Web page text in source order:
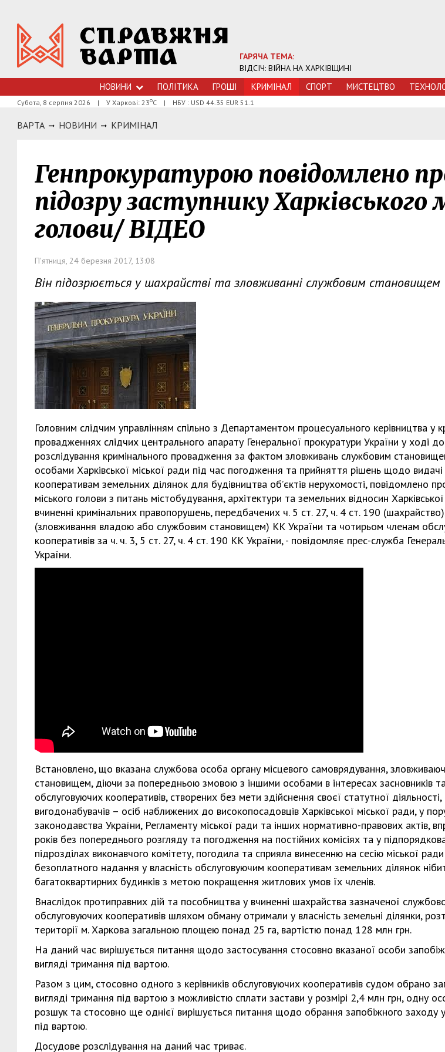
ГАРЯЧА ТЕМА:
ВІДСІЧ: ВІЙНА НА ХАРКІВЩИНІ
НОВИНИ ПОЛІТИКА ГРОШI КРИМIНАЛ СПОРТ МИСТЕЦТВО
Субота, 8 серпня 2026 | У Харкові: 23оС | НБУ : USD 44.35 EUR 51.1
ВАРТА НОВИНИ КРИМIНАЛ
Генпрокуратурою повідомлено
підозру заступнику Харківського
голови/ ВІДЕО
П'ятниця, 24 березня 2017, 13:08
Він підозрюється у шахрайстві та зловживанні службовим становищем
Головним слідчим управлінням спільно з Департаментом процесуального керівництва у
провадженнях слідчих центрального апарату Генеральної прокуратури України у ході
розслідування кримінального провадження за фактом зловживань службовим
особами Харківської міської ради під час погодження та прийняття рішень щодо
кооперативам земельних ділянок для будівництва об’єктів нерухомості, повідомлено
міського голови з питань містобудування, архітектури та земельних відносин
вчиненні кримінальних правопорушень, передбачених ч. 5 ст. 27, ч. 4 ст. 190
(зловживання владою або службовим становищем) КК України та чотирьом членам
кооперативів за ч. ч. 3, 5 ст. 27, ч. 4 ст. 190 КК України, - повідомляє прес-служба
України.
Встановлено, що вказана службова особа органу місцевого самоврядування,
становищем, діючи за попередньою змовою з іншими особами в інтересах засновників
обслуговуючих кооперативів, створених без мети здійснення своєї статутної діяльності,
вигодонабувачів – осіб наближених до високопосадовців Харківської міської ради, у
законодавства України, Регламенту міської ради та інших нормативно-правових актів,
років без попереднього розгляду та погодження на постійних комісіях та у
підрозділах виконавчого комітету, погодила та сприяла винесенню на сесію міської
безоплатного надання у власність обслуговуючим кооперативам земельних ділянок
багатоквартирних будинків з метою покращення житлових умов їх членів.
Внаслідок протиправних дій та пособництва у вчиненні шахрайства зазначеної
обслуговуючих кооперативів шляхом обману отримали у власність земельні ділянки,
території м. Харкова загальною площею понад 25 га, вартістю понад 128 млн грн.
На даний час вирішується питання щодо застосування стосовно вказаної особи
вигляді тримання під вартою.
Разом з цим, стосовно одного з керівників обслуговуючих кооперативів судом обрано
вигляді тримання під вартою з можливістю сплати застави у розмірі 2,4 млн грн, одну
розшук та стосовно ще однієї вирішується питання щодо обрання запобіжного заходу
під вартою.
Досудове розслідування на даний час триває.
Харковом